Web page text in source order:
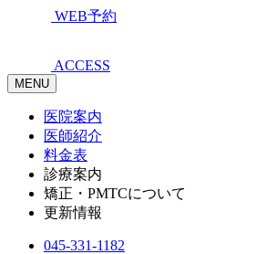
WEB予約
ACCESS
MENU
医院案内
医師紹介
料金表
診療案内
矯正・PMTCについて
更新情報
045-331-1182